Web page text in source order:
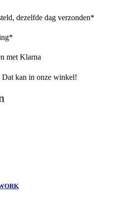
dezelfde dag verzonden*
met Klarna
Dat kan in onze winkel!